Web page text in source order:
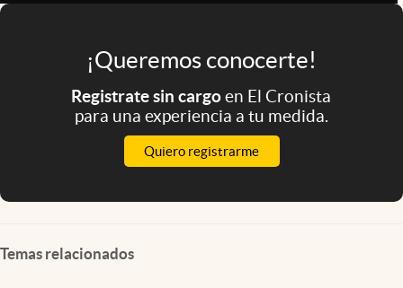
abre en nueva pestaña
Argentina
¡Queremos conocerte!
Registrate sin cargoen El Cronista
para una experiencia a tu medida.
Quiero registrarme
Temas relacionados